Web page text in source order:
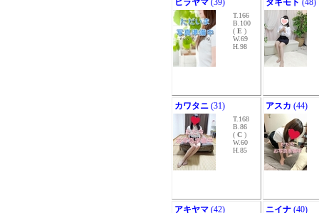
ヒラヤマ (39)
T.166
B.100
( E )
W.69
H.98
タキモト (48)
カワタニ (31)
T.168
B.86
( C )
W.60
H.85
アスカ (44)
アキヤマ (42) ニイナ (40)